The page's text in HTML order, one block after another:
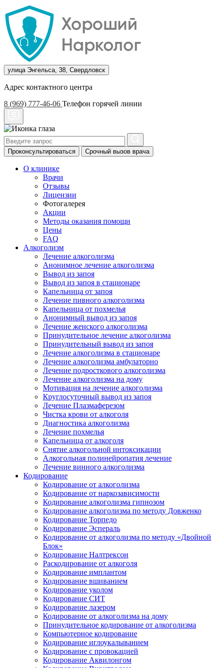
улица Энгельса, 38, Свердловск
Адрес контактного центра
8 (969) 777-46-06 Телефон горячей линии
Проконсультироваться Срочный вызов врача
О клинике
Врачи
Отзывы
Лицензии
Фотогалерея
Акции
Методы оказания помощи
Цены
FAQ
Алкоголизм
Лечение алкоголизма
Анонимное лечение алкоголизма
Вывод из запоя
Вывод из запоя в стационаре
Капельница от запоя
Лечение пивного алкоголизма
Капельница от похмелья
Анонимный вывод из запоя
Лечение женского алкоголизма
Принудительное лечение алкоголизма
Принудительный вывод из запоя
Лечение алкоголизма в стационаре
Лечение алкоголизма амбулаторно
Лечение подросткового алкоголизма
Лечение алкоголизма на дому
Мотивация на лечение алкоголизма
Круглосуточный вывод из запоя
Лечение Плазмаферезом
Чистка крови от алкоголя
Диагностика алкоголизма
Лечение похмелья
Капельница от алкоголя
Снятие алкогольной интоксикации
Алкогольная полинейропатия лечение
Лечение винного алкоголизма
Кодирование
Кодирование от алкоголизма
Кодирование от наркозависимости
Кодирование алкоголизма гипнозом
Кодирование алкоголизма по методу Довженко
Кодирование Торпедо
Кодирование Эспераль
Кодирование от алкоголизма по методу «Двойной
Блок»
Кодирование Налтрексон
Раскодирование от алкоголя
Кодирование имплантом
Кодирование вшиванием
Кодирование уколом
Кодирование СИТ
Кодирование лазером
Кодирование от алкоголизма на дому
Принудительное кодирование от алкоголизма
Компьютерное кодирование
Кодирование иглоукалыванием
Кодирование с провокацией
Кодирование Аквилонгом